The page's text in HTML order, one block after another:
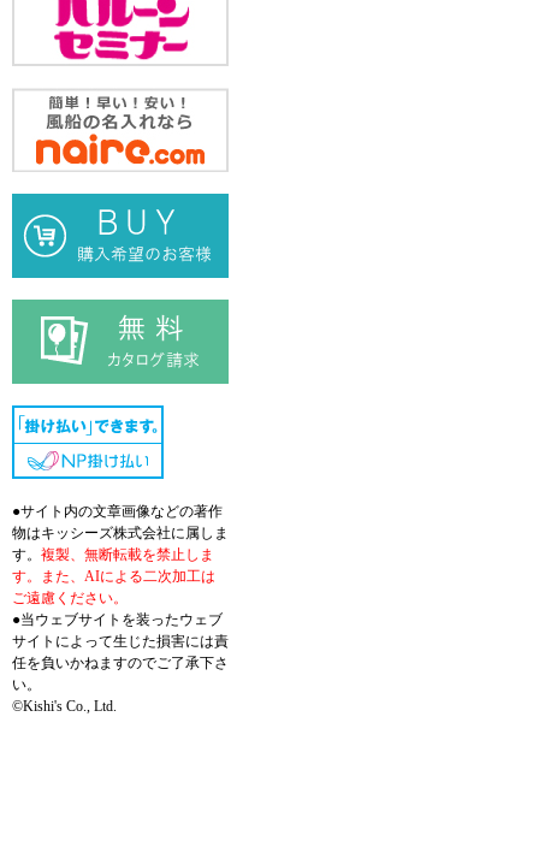
●サイト内の文章画像などの著作
物はキッシーズ株式会社に属しま
す。 複製、無断転載を禁止しま
す。また、AIによる二次加工は
ご遠慮ください。
●当ウェブサイトを装ったウェブ
サイトによって生じた損害には責
任を負いかねますのでご了承下さ
い。
©Kishi's Co., Ltd.